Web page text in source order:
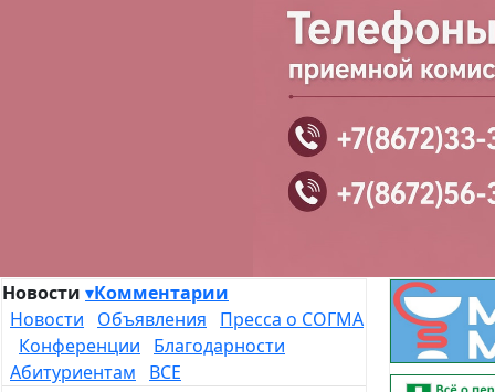
Новости ▾Комментарии
Новости
Объявления
Пресса о СОГМА
Конференции
Благодарности
Абитуриентам
ВСЕ